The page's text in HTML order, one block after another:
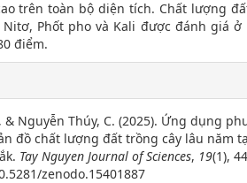
trên toàn bộ diện tích. Chất lượng
Phốt pho và Kali được đánh giá
điểm.
& Nguyễn Thúy, C. (2025). Ứng dụng
đồ chất lượng đất trồng cây lâu năm
Tay Nguyen Journal of Sciences, 19(1),
zenodo.15401887